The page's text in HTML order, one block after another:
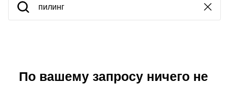
По вашему запросу ничего не